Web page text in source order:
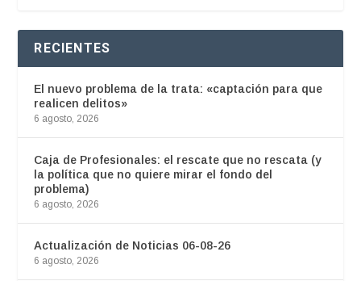
RECIENTES
El nuevo problema de la trata: «captación para que
realicen delitos»
6 agosto, 2026
Caja de Profesionales: el rescate que no rescata (y
la política que no quiere mirar el fondo del
problema)
6 agosto, 2026
Actualización de Noticias 06-08-26
6 agosto, 2026